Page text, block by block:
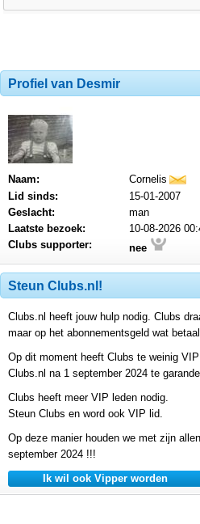
Profiel van Desmir
Naam: Cornelis
Lid sinds:
15-01-2007
Geslacht:
man
Laatste bezoek:
10-08-2026
Clubs supporter:
nee
Steun Clubs.nl!
Clubs.nl heeft jouw hulp nodig. Clubs
maar op het abonnementsgeld wat
Op dit moment heeft Clubs te weinig
Clubs.nl na 1 september 2024 te
Clubs heeft meer VIP leden nodig.
Steun Clubs en word ook VIP lid.
Op deze manier houden we met zijn
september 2024 !!!